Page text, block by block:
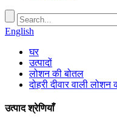
English
घर
उत्पादों
लोशन की बोतल
दोहरी दीवार वाली लोशन
उत्पाद श्रेणियाँ